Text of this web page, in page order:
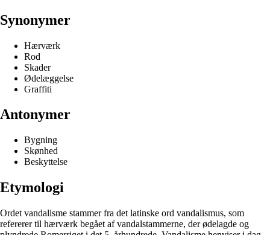
Synonymer
Hærværk
Rod
Skader
Ødelæggelse
Graffiti
Antonymer
Bygning
Skønhed
Beskyttelse
Etymologi
Ordet vandalisme stammer fra det latinske ord vandalismus, som
refererer til hærværk begået af vandalstammerne, der ødelagde og